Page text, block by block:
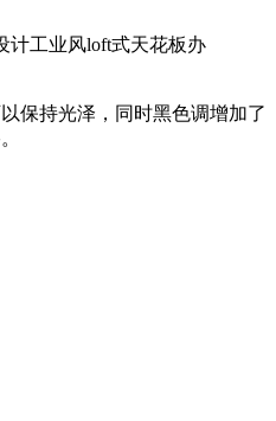
计工业风loft式天花板办
保持光泽，同时黑色调增加了